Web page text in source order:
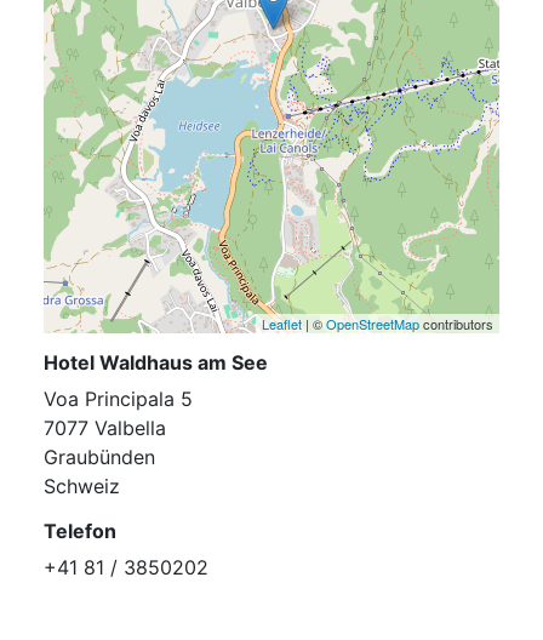
Leaflet | ©OpenStreetMapcontributors
Hotel Waldhaus am See
Voa Principala 5
7077 Valbella
Graubünden
Schweiz
Telefon
+41 81 / 3850202